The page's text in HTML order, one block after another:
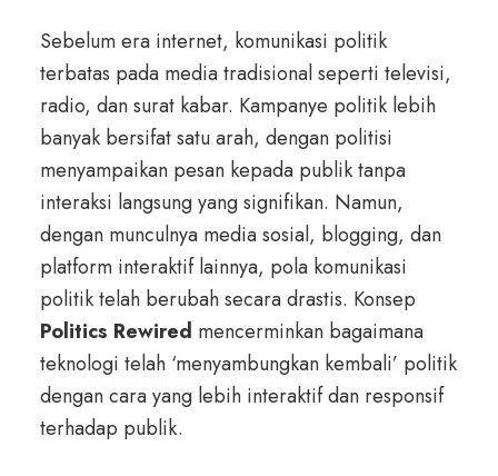
Sebelum era internet, komunikasi politik
terbatas pada media tradisional seperti televisi,
radio, dan surat kabar. Kampanye politik lebih
banyak bersifat satu arah, dengan politisi
menyampaikan pesan kepada publik tanpa
interaksi langsung yang signifikan. Namun,
dengan munculnya media sosial, blogging, dan
platform interaktif lainnya, pola komunikasi
politik telah berubah secara drastis. Konsep
Politics Rewired mencerminkan bagaimana
teknologi telah ‘menyambungkan kembali’ politik
dengan cara yang lebih interaktif dan responsif
terhadap publik.